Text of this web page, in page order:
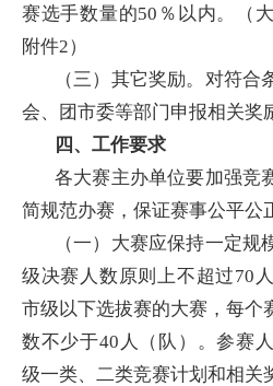
赛选手数量的50％以内。（
附件2）
（三）其它奖励。对符
会、团市委等部门申报相关奖
四、工作要求
各大赛主办单位要加强竞
简规范办赛，保证赛事公平公
（一）大赛应保持一定
级决赛人数原则上不超过70
市级以下选拔赛的大赛，每个
数不少于40人（队）。参赛
级一类、二类竞赛计划和相关